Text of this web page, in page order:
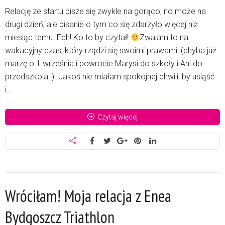
Relację ze startu pisze się zwykle na gorąco, no może na
drugi dzień, ale pisanie o tym co się zdarzyło więcej niż
miesiąc temu. Ech! Ko to by czytał!
Zwalam to na
wakacyjny czas, który rządzi się swoimi prawami! (chyba już
marzę o 1 września i powrocie Marysi do szkoły i Ani do
przedszkola :). Jakoś nie miałam spokojnej chwili, by usiąść
i...
Czytaj więcej
Wróciłam! Moja relacja z Enea
Bydgoszcz Triathlon